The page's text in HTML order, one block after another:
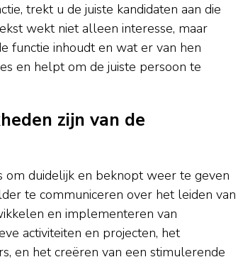
trekt u de juiste kandidaten aan die
wekt niet alleen interesse, maar
functie inhoudt en wat er van hen
en helpt om de juiste persoon te
zijn van de
om duidelijk en beknopt weer te geven
te communiceren over het leiden van
en implementeren van
activiteiten en projecten, het
en het creëren van een stimulerende